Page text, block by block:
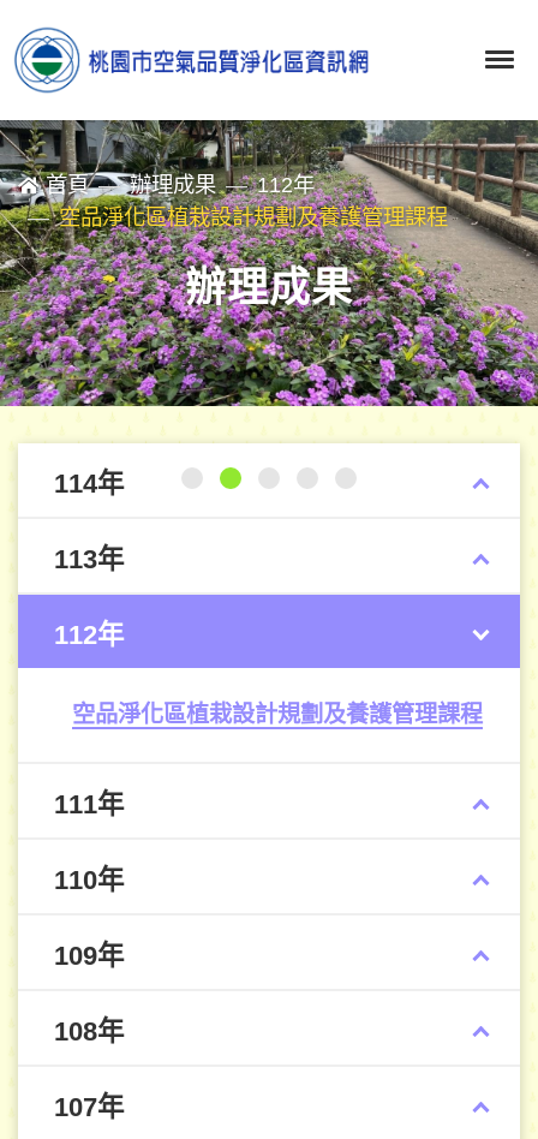
首頁 辦理成果
112年
空品淨化區植栽設計規劃及養護管理課程
辦理成果
114年
113年
112年
空品淨化區植栽設計規劃及養護管理課程
111年
110年
109年
108年
107年